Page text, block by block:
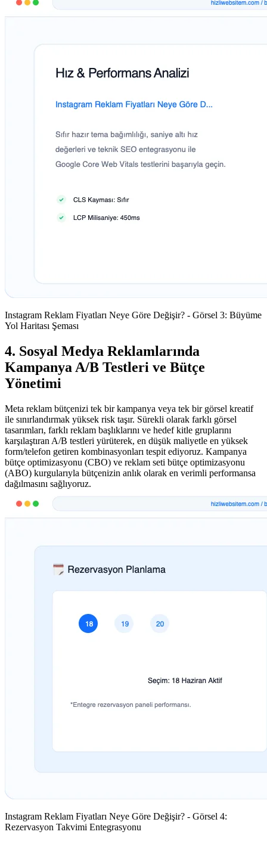
Instagram Reklam Fiyatları Neye Göre Değişir? - Görsel 3: Büyüme
Yol Haritası Şeması
4. Sosyal Medya Reklamlarında
Kampanya A/B Testleri ve Bütçe
Yönetimi
Meta reklam bütçenizi tek bir kampanya veya tek bir görsel kreatif
ile sınırlandırmak yüksek risk taşır. Sürekli olarak farklı görsel
tasarımları, farklı reklam başlıklarını ve hedef kitle gruplarını
karşılaştıran A/B testleri yürüterek, en düşük maliyetle en yüksek
form/telefon getiren kombinasyonları tespit ediyoruz. Kampanya
bütçe optimizasyonu (CBO) ve reklam seti bütçe optimizasyonu
(ABO) kurgularıyla bütçenizin anlık olarak en verimli performansa
dağılmasını sağlıyoruz.
Instagram Reklam Fiyatları Neye Göre Değişir? - Görsel 4:
Rezervasyon Takvimi Entegrasyonu